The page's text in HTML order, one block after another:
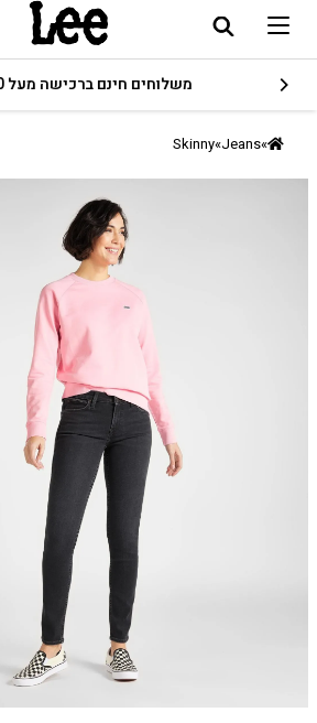
משלוחים חינם ברכישה מעל 249.90 ₪
»
Jeans
»
Skinny